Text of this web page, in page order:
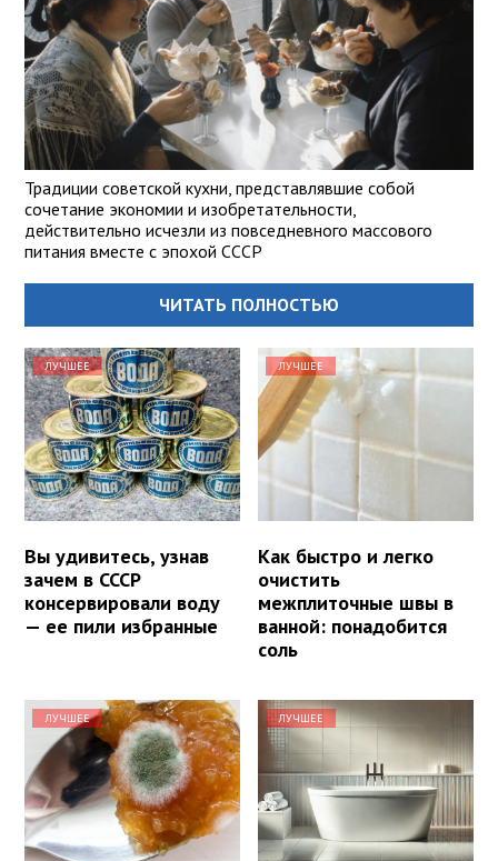
Традиции советской кухни, представлявшие собой
сочетание экономии и изобретательности,
действительно исчезли из повседневного массового
питания вместе с эпохой СССР
ЧИТАТЬ ПОЛНОСТЬЮ
ЛУЧШЕЕ
Вы удивитесь, узнав
зачем в СССР
консервировали воду
— ее пили избранные
ЛУЧШЕЕ
Как быстро и легко
очистить
межплиточные швы в
ванной: понадобится
соль
ЛУЧШЕЕ ЛУЧШЕЕ